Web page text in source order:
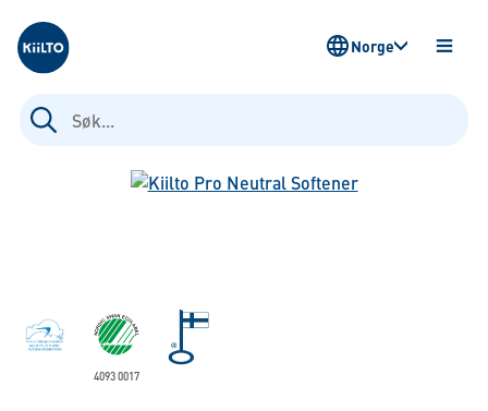
Kiilto Norway
Søk
etter:
ÅPNE
Norge
4093 0017